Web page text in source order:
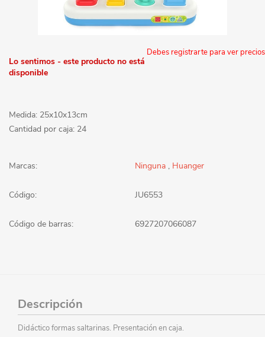
Debes registrarte para ver precios
Lo sentimos - este producto no está
disponible
Medida: 25x10x13cm
Cantidad por caja: 24
Marcas: Ninguna , Huanger
Código: JU6553
Código de barras: 6927207066087
Descripción
Didáctico formas saltarinas. Presentación en caja.